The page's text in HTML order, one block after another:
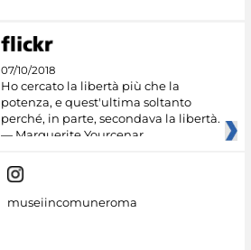
07/10/2018
Ho cercato la libertà più che la
potenza, e quest'ultima soltanto
perché, in parte, secondava la libertà.
— Marguerite Yourcenar
museiincomuneroma